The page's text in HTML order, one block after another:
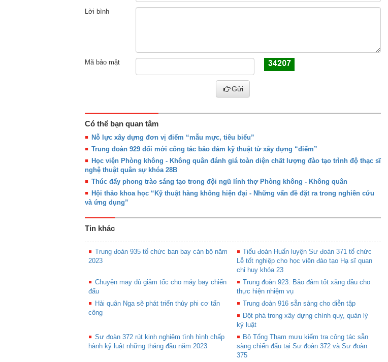
Lời bình
Mã bảo mật
Gửi
Có thể bạn quan tâm
Nỗ lực xây dựng đơn vị điểm “mẫu mực, tiêu biểu”
Trung đoàn 929 đổi mới công tác bảo đảm kỹ thuật từ xây dựng “điểm”
Học viện Phòng không - Không quân đánh giá toàn diện chất lượng đào tạo trình độ thạc sĩ
nghệ thuật quân sự khóa 28B
Thúc đẩy phong trào sáng tạo trong đội ngũ lính thợ Phòng không - Không quân
Hội thảo khoa học “Kỹ thuật hàng không hiện đại - Những vấn đề đặt ra trong nghiên cứu
và ứng dụng”
Tin khác
Trung đoàn 935 tổ chức ban bay cán bộ năm
2023
Tiểu đoàn Huấn luyện Sư đoàn 371 tổ chức
Lễ tốt nghiệp cho học viên đào tạo Hạ sĩ quan
chỉ huy khóa 23
Chuyện may dù giảm tốc cho máy bay chiến
đấu
Trung đoàn 923: Bảo đảm tốt xăng dầu cho
thực hiện nhiệm vụ
Hải quân Nga sẽ phát triển thủy phi cơ tấn
công
Trung đoàn 916 sẵn sàng cho diễn tập
Đột phá trong xây dựng chính quy, quản lý
kỷ luật
Sư đoàn 372 rút kinh nghiệm tình hình chấp
hành kỷ luật những tháng đầu năm 2023
Bộ Tổng Tham mưu kiểm tra công tác sẵn
sàng chiến đấu tại Sư đoàn 372 và Sư đoàn
375